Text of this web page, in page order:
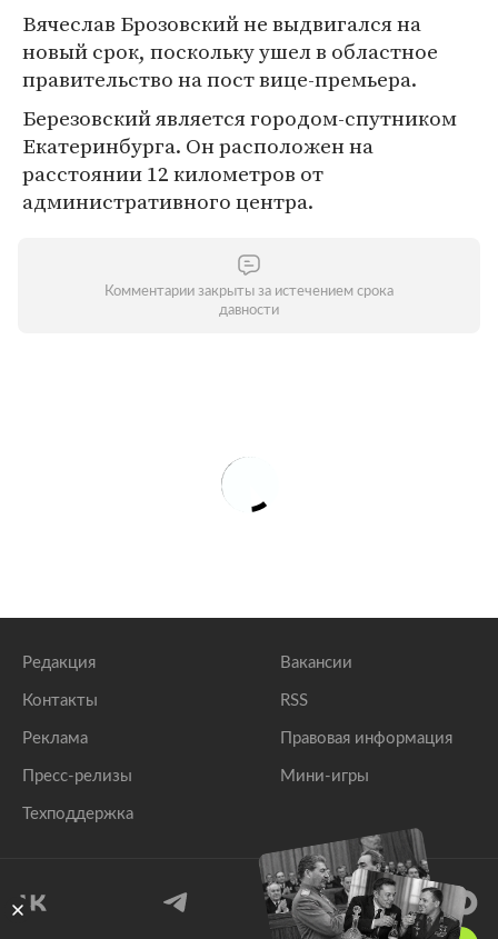
Вячеслав Брозовский не выдвигался на
новый срок, поскольку ушел в областное
правительство на пост вице-премьера.
Березовский является городом-спутником
Екатеринбурга. Он расположен на
расстоянии 12 километров от
административного центра.
Комментарии закрыты за истечением срока
давности
Редакция
Контакты
Реклама
Пресс-релизы
Техподдержка
Вакансии
RSS
Правовая информация
Мини-игры